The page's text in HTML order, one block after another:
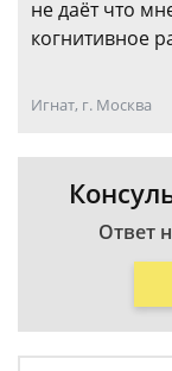
не даёт что
когнитивное
Игнат, г. Москва
Ответ